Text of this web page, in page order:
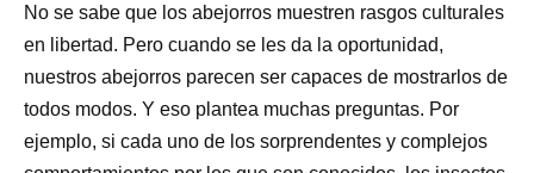
No se sabe que los abejorros muestren rasgos culturales
en libertad. Pero cuando se les da la oportunidad,
nuestros abejorros parecen ser capaces de mostrarlos de
todos modos. Y eso plantea muchas preguntas. Por
ejemplo, si cada uno de los sorprendentes y complejos